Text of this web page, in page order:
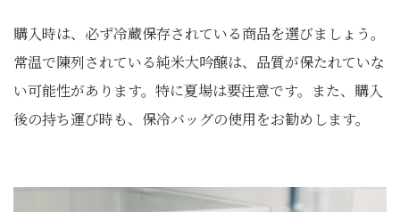
購入時は、必ず冷蔵保存されている商品を選びましょう。
常温で陳列されている純米大吟醸は、品質が保たれていな
い可能性があります。特に夏場は要注意です。また、購入
後の持ち運び時も、保冷バッグの使用をお勧めします。